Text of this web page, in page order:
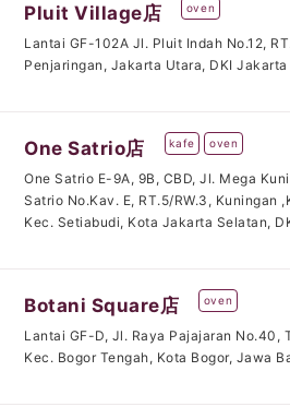
Pluit Village店 oven
Lantai GF-102A Jl. Pluit Indah No.12,
Penjaringan, Jakarta Utara, DKI
One Satrio店 kafe oven
One Satrio E-9A, 9B, CBD, Jl. Mega
Satrio No.Kav. E, RT.5/RW.3, Kuningan
Kec. Setiabudi, Kota Jakarta Selatan,
Botani Square店 oven
Lantai GF-D, Jl. Raya Pajajaran No.40,
Kec. Bogor Tengah, Kota Bogor, Jawa